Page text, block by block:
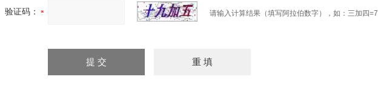
验证码： 请输入计算结果（填写阿拉伯数字），如：三加四=7